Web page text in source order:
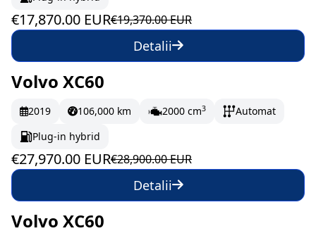
€17,870.00 EUR€19,370.00 EUR
Detalii
În stoc 466.17 EUR/lună
Volvo XC60
2019 106,000 km 2000 cm3
Automat
Plug-in hybrid
€27,970.00 EUR€28,900.00 EUR
Detalii
În stoc 513.32 EUR/lună
Volvo XC60